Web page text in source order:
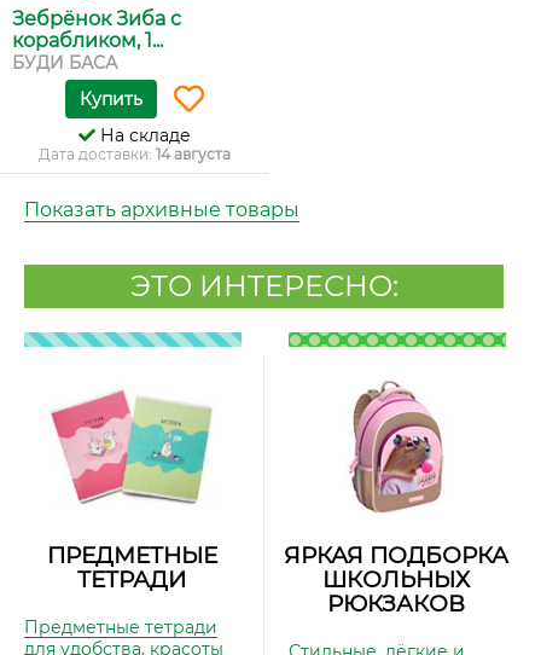
Зебрёнок Зиба с
корабликом, 1...
БУДИ БАСА
Купить
На складе
Дата доставки: 14 августа
Показать архивные товары
ЭТО ИНТЕРЕСНО:
ПРЕДМЕТНЫЕ
ТЕТРАДИ
Предметные тетради
для удобства, красоты
ЯРКАЯ ПОДБОРКА
ШКОЛЬНЫХ
РЮКЗАКОВ